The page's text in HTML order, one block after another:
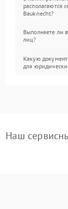
располагаются
Bauknecht?
Выполняете ли
лиц?
Какую
для
Наш